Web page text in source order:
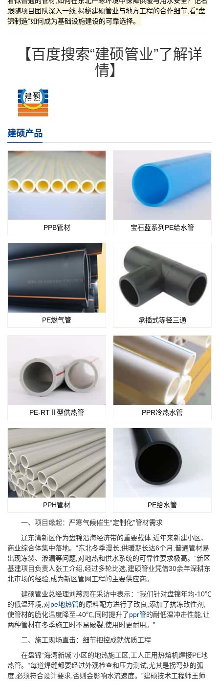
跟随项目团队深入一线,揭秘建硕管业与地方工程的合作细节,看“盘
锦制造”如何成为基础设施建设的可靠选择。
【百度搜索“建硕管业”了解详
情】
建硕产品
PPB管材 宝石蓝系列PE给水管
PE燃气管 承插式等径三通
PE-RTⅡ型供热管 PPR冷热水管
PPH管材 PE给水管
一、项目缘起：严寒气候催生“定制化”管材需求
辽东湾新区作为盘锦沿海经济带的重要载体,近年来新建小区、
商业综合体集中落地。“东北冬季漫长,供暖期长达6个月,普通管材易
出现冻裂、渗漏等问题,对地热和供水系统的可靠性要求极高。”新区
基建项目负责人张工介绍,经过多轮比选,建硕管业凭借30余年深耕东
北市场的经验,成为新区管网工程的主要供应商。
建硕管业总经理刘慈恩在采访中表示：“我们针对盘锦年均-10℃
的低温环境,对pe地热管的原料配方进行了改良,添加了抗冻改性剂,
使管材的脆化温度降至-40℃,同时提升了ppr管的耐低温冲击性能,让
两种管材在冬季施工时不易破裂,使用时更耐用。”
二、施工现场直击：细节把控成就优质工程
在盘锦“海湾新城”小区的地热施工区,工人正用热熔机焊接PE地
热管。“每道焊缝都要经过外观检查和压力测试,尤其是拐弯处的弧
度,必须符合设计要求,否则会影响水流速度。”建硕技术工程师王师